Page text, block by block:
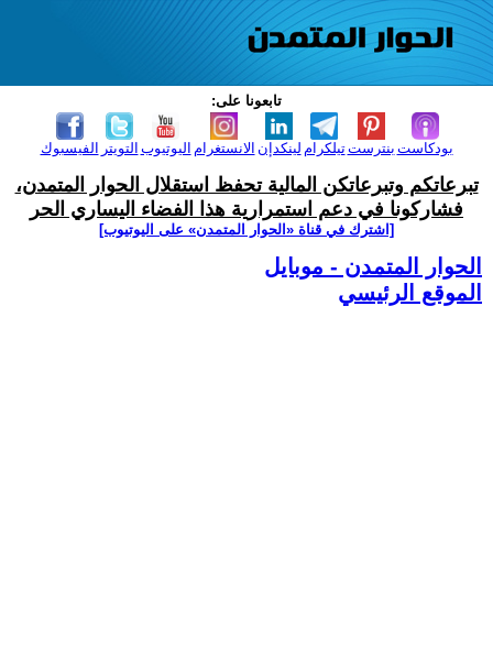
تابعونا على:
الفيسبوك التويتر اليوتيوب الانستغرام لينكدإن تيلكرامبنترست بودكاست
تبرعاتكم وتبرعاتكن المالية تحفظ استقلال الحوار المتمدن،
فشاركونا في دعم استمرارية هذا الفضاء اليساري الحر
[اشترك في قناة ‫«الحوار المتمدن» على اليوتيوب]
الحوار المتمدن - موبايل
الموقع الرئيسي